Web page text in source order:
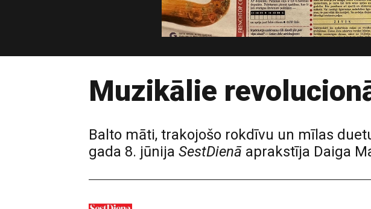
Muzikālie
Balto māti, trakojošo rokdīvu un mīlas
gada 8. jūnija SestDienā aprakstīja Daiga